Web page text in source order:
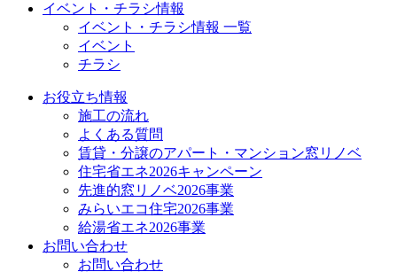
イベント・チラシ情報
イベント・チラシ情報 一覧
イベント
チラシ
お役立ち情報
施工の流れ
よくある質問
賃貸・分譲のアパート・マンション窓リノベ
住宅省エネ2026キャンペーン
先進的窓リノベ2026事業
みらいエコ住宅2026事業
給湯省エネ2026事業
お問い合わせ
お問い合わせ